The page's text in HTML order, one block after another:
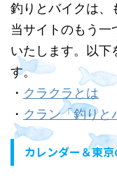
釣りとバイクは、
当サイトのもう一
いたします。以下
す。
・ クラクラとは
・ クラン「釣りと
カレンダー＆東